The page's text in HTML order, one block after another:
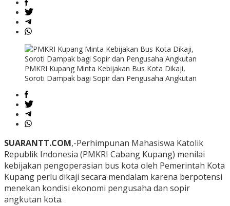
PMKRI Kupang Minta Kebijakan Bus Kota Dikaji,
Soroti Dampak bagi Sopir dan Pengusaha Angkutan
SUARANTT.COM,-Perhimpunan Mahasiswa Katolik
Republik Indonesia (PMKRI Cabang Kupang) menilai
kebijakan pengoperasian bus kota oleh Pemerintah Kota
Kupang perlu dikaji secara mendalam karena berpotensi
menekan kondisi ekonomi pengusaha dan sopir
angkutan kota.